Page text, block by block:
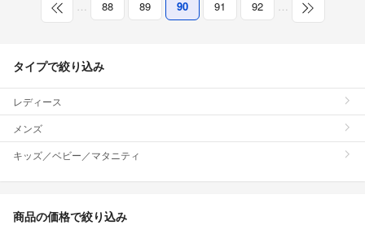
… 88 89 90 91 92 …
タイプで絞り込み
レディース
メンズ
キッズ／ベビー／マタニティ
商品の価格で絞り込み